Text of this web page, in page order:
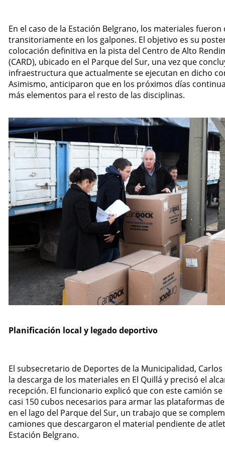
En el caso de la Estación Belgrano, los materiales
transitoriamente en los galpones. El objetivo es su
colocación definitiva en la pista del Centro de Alto
(CARD), ubicado en el Parque del Sur, una vez que
infraestructura que actualmente se ejecutan en dicho
Asimismo, anticiparon que en los próximos días
más elementos para el resto de las disciplinas.
Planificación local y legado deportivo
El subsecretario de Deportes de la Municipalidad,
la descarga de los materiales en El Quillá y precisó el
recepción. El funcionario explicó que con este camión
casi 150 cubos necesarios para armar las plataformas
en el lago del Parque del Sur, un trabajo que se
camiones que descargaron el material pendiente de
Estación Belgrano.